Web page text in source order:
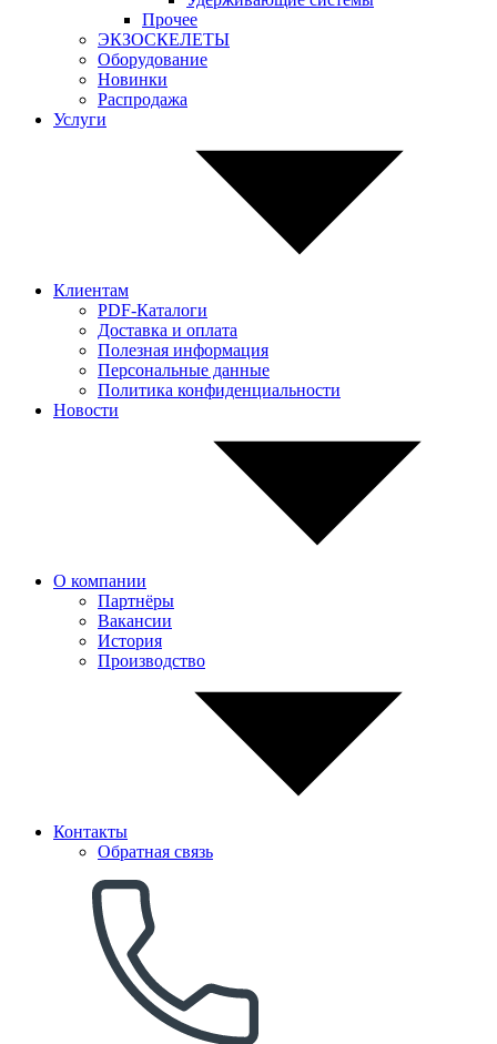
Прочее
ЭКЗОСКЕЛЕТЫ
Оборудование
Новинки
Распродажа
Услуги
Клиентам
PDF-Каталоги
Доставка и оплата
Полезная информация
Персональные данные
Политика конфиденциальности
Новости
О компании
Партнёры
Вакансии
История
Производство
Контакты
Обратная связь